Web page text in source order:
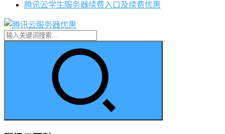
腾讯云学生服务器续费入口及续费优惠